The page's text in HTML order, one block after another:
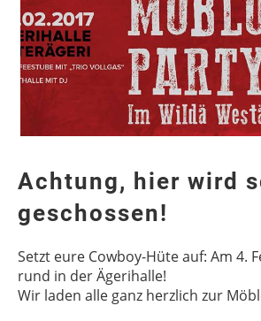
Achtung, hier wird
geschossen!
Setzt eure Cowboy-Hüte auf: Am 4.
rund in der Ägerihalle!
Wir laden alle ganz herzlich zur